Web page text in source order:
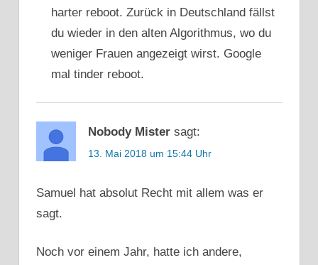
harter reboot. Zurück in Deutschland fällst
du wieder in den alten Algorithmus, wo du
weniger Frauen angezeigt wirst. Google
mal tinder reboot.
Nobody Mister sagt:
13. Mai 2018 um 15:44 Uhr
Samuel hat absolut Recht mit allem was er
sagt.
Noch vor einem Jahr, hatte ich andere,